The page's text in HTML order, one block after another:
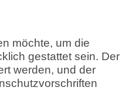
möchte, um die
gestattet sein. Der
werden, und der